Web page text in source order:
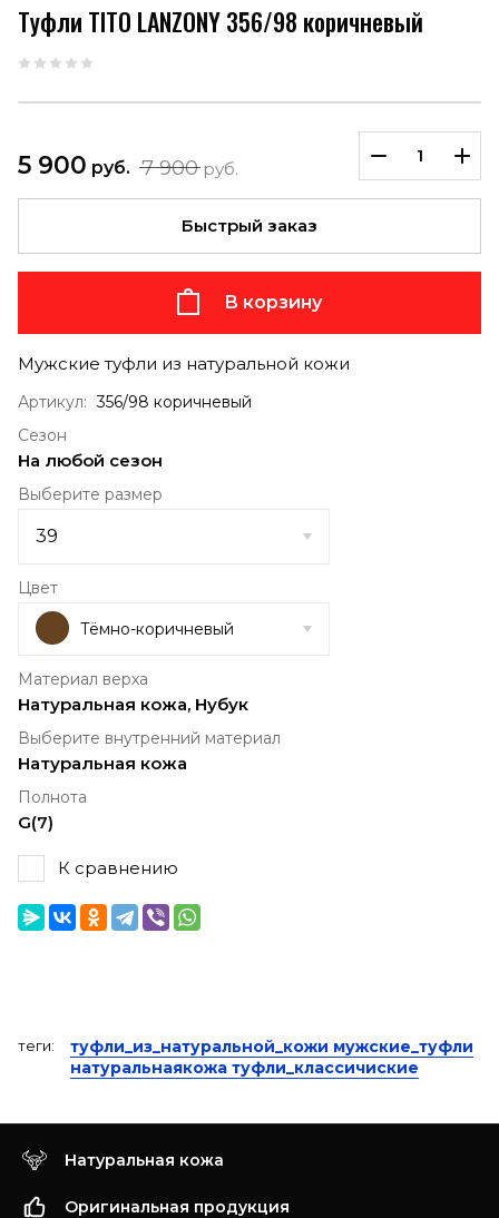
Tуфли TITO LANZONY 356/98 коричневый
7 900руб.
5 900 руб.
В корзину
Быстрый заказ
Мужские туфли из натуральной кожи
Артикул: 356/98 коричневый
Сезон
На любой сезон
Выберите размер
Цвет
Тёмно-коричневый
Материал верха
Натуральная кожа, Нубук
Выберите внутренний материал
Натуральная кожа
Полнота
G(7)
К сравнению
теги:
туфли_из_натуральной_кожи мужские_туфли
натуральнаякожа туфли_классичиские
Натуральная кожа
Оригинальная продукция